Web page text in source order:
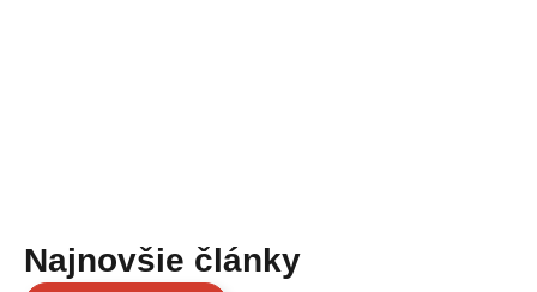
Najnovšie články